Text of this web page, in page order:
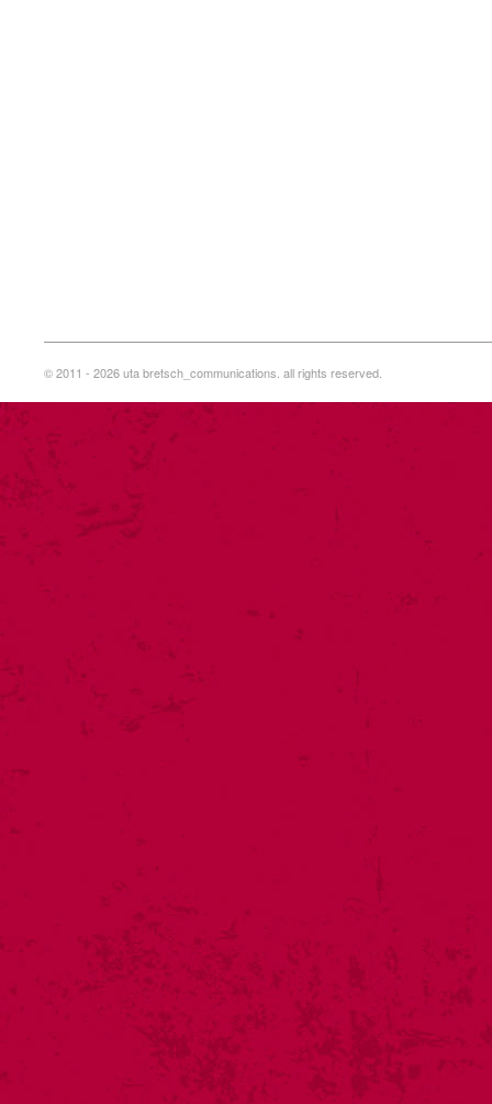
© 2011 - 2026 uta bretsch_communications. all rights reserved.